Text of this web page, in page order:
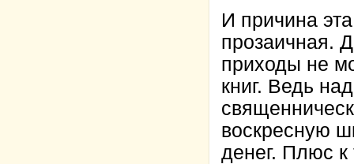
И причина
прозаичная.
приходы не
книг. Ведь
воскресную
денег. Плюс к